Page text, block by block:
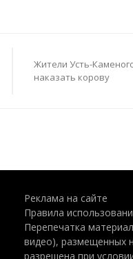
Жители Усть-
наказать корову
Реклама на сайте
Правила
Перепечатка
видео), размещенных
разрешена при